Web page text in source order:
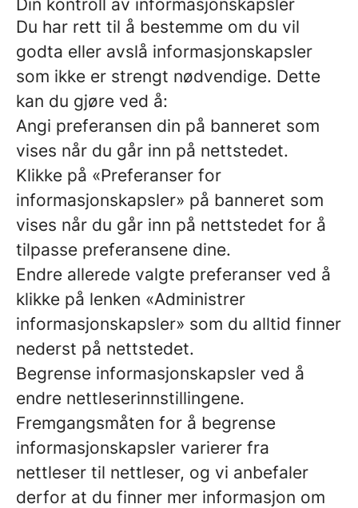
Din kontroll av informasjonskapsler
Du har rett til å bestemme om du vil
godta eller avslå informasjonskapsler
som ikke er strengt nødvendige. Dette
kan du gjøre ved å:
Angi preferansen din på banneret som
vises når du går inn på nettstedet.
Klikke på «Preferanser for
informasjonskapsler» på banneret som
vises når du går inn på nettstedet for å
tilpasse preferansene dine.
Endre allerede valgte preferanser ved å
klikke på lenken «Administrer
informasjonskapsler» som du alltid finner
nederst på nettstedet.
Begrense informasjonskapsler ved å
endre nettleserinnstillingene.
Fremgangsmåten for å begrense
informasjonskapsler varierer fra
nettleser til nettleser, og vi anbefaler
derfor at du finner mer informasjon om